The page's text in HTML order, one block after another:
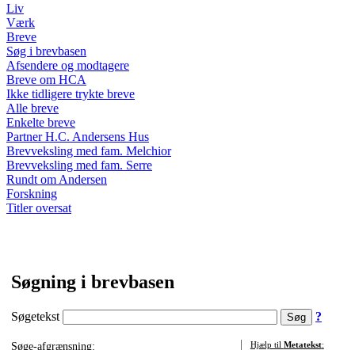
Liv
Værk
Breve
Søg i brevbasen
Afsendere og modtagere
Breve om HCA
Ikke tidligere trykte breve
Alle breve
Enkelte breve
Partner H.C. Andersens Hus
Brevveksling med fam. Melchior
Brevveksling med fam. Serre
Rundt om Andersen
Forskning
Titler oversat
Søgning i brevbasen
Søgetekst ?
Søge-afgrænsning:
Hjælp til Metatekst: